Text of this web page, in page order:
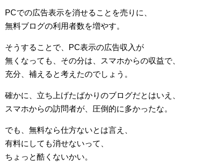
PCでの広告表示を消せることを売りに、
無料ブログの利用者数を増やす。
そうすることで、PC表示の広告収入が
無くなっても、その分は、スマホからの収益で、
充分、補えると考えたのでしょう。
確かに、立ち上げたばかりのブログだとはいえ、
スマホからの訪問者が、圧倒的に多かったな。
でも、無料なら仕方ないとは言え、
有料にしても消せないって、
ちょっと酷くないかい。